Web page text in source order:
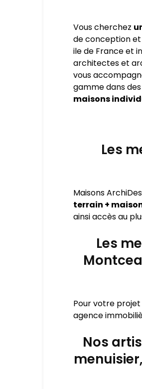
Vous cherchez
de conception et
ile de France et
architectes et
vous
gamme dans
maisons
Les
Maisons
terrain +
ainsi accès au
Les
Pour votre
agence
Nos